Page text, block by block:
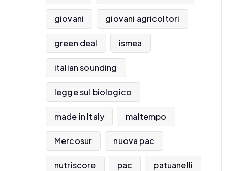
giovani giovani agricoltori
green deal ismea
italian sounding
legge sul biologico
made in Italy maltempo
Mercosur nuova pac
nutriscore pac patuanelli